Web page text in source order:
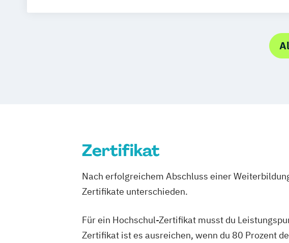
Zertifikat
Nach erfolgreichem Abschluss einer
Zertifikate unterschieden.
Für ein Hochschul-Zertifikat musst du
Zertifikat ist es ausreichen, wenn du 80 Prozent